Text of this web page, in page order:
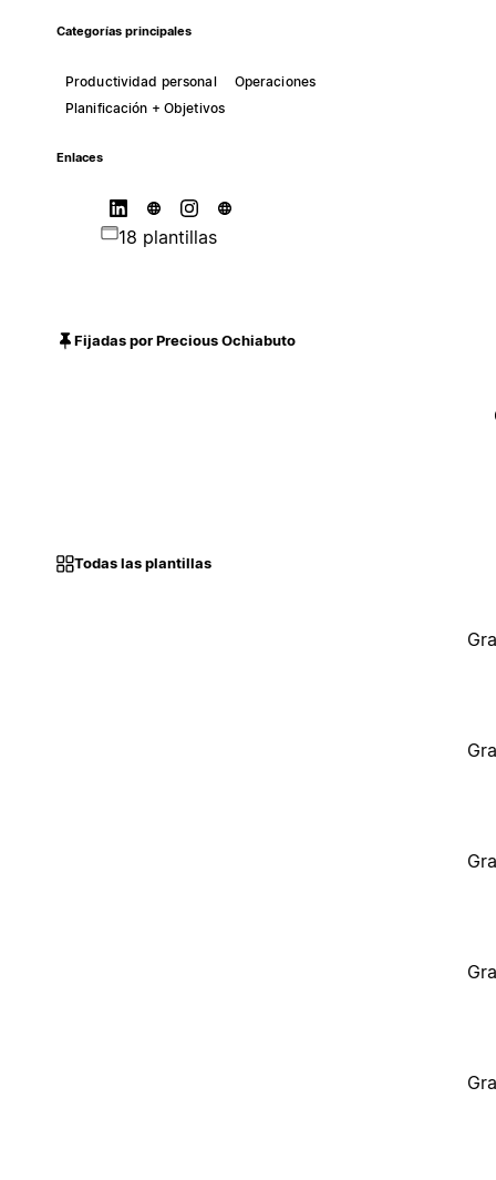
Categorías principales
Productividad personal
Operaciones
Planificación + Objetivos
Enlaces
18 plantillas
Fijadas por Precious Ochiabuto
Todas las plantillas